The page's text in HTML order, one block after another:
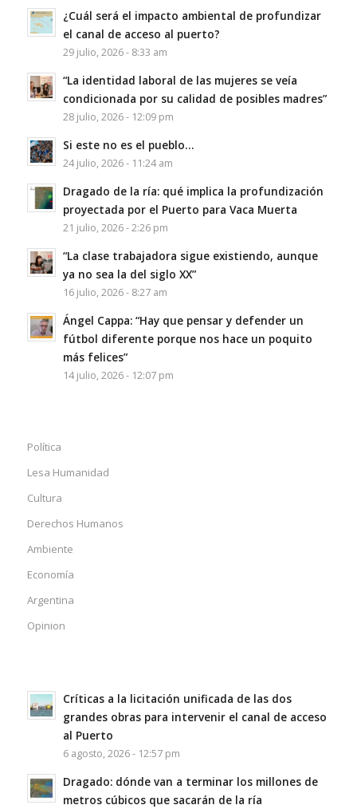
¿Cuál será el impacto ambiental de profundizar
el canal de acceso al puerto?
29 julio, 2026 - 8:33 am
“La identidad laboral de las mujeres se veía
condicionada por su calidad de posibles madres”
28 julio, 2026 - 12:09 pm
Si este no es el pueblo…
24 julio, 2026 - 11:24 am
Dragado de la ría: qué implica la profundización
proyectada por el Puerto para Vaca Muerta
21 julio, 2026 - 2:26 pm
“La clase trabajadora sigue existiendo, aunque
ya no sea la del siglo XX”
16 julio, 2026 - 8:27 am
Ángel Cappa: “Hay que pensar y defender un
fútbol diferente porque nos hace un poquito
más felices”
14 julio, 2026 - 12:07 pm
Política
Lesa Humanidad
Cultura
Derechos Humanos
Ambiente
Economía
Argentina
Opinion
Críticas a la licitación unificada de las dos
grandes obras para intervenir el canal de acceso
al Puerto
6 agosto, 2026 - 12:57 pm
Dragado: dónde van a terminar los millones de
metros cúbicos que sacarán de la ría